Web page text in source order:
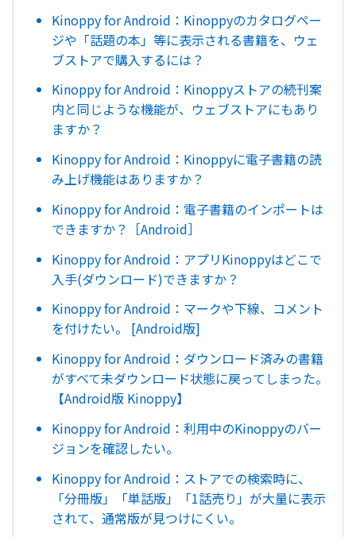
Kinoppy for Android：Kinoppyのカタログペー
ジや「話題の本」等に表示される書籍を、ウェ
ブストアで購入するには？
Kinoppy for Android：Kinoppyストアの続刊案
内と同じような機能が、ウェブストアにもあり
ますか？
Kinoppy for Android：Kinoppyに電子書籍の読
み上げ機能はありますか？
Kinoppy for Android：電子書籍のインポートは
できますか？［Android］
Kinoppy for Android：アプリKinoppyはどこで
入手(ダウンロード)できますか？
Kinoppy for Android：マークや下線、コメント
を付けたい。 [Android版]
Kinoppy for Android：ダウンロード済みの書籍
がすべて未ダウンロード状態に戻ってしまった。
【Android版 Kinoppy】
Kinoppy for Android：利用中のKinoppyのバー
ジョンを確認したい。
Kinoppy for Android：ストアでの検索時に、
「分冊版」「単話版」「1話売り」が大量に表示
されて、通常版が見つけにくい。